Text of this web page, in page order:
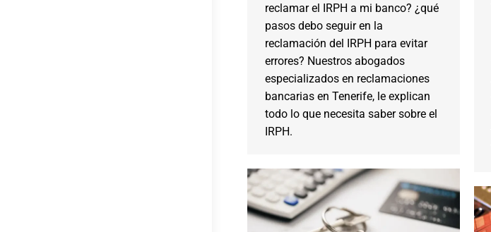
reclamar el IRPH a mi banco? ¿qué
pasos debo seguir en la
reclamación del IRPH para evitar
errores? Nuestros abogados
especializados en reclamaciones
bancarias en Tenerife, le explican
todo lo que necesita saber sobre el
IRPH.